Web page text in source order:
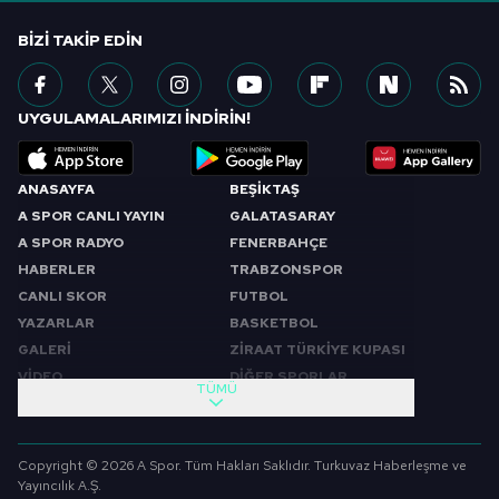
ANASAYFA
A SPOR CANLI YAYIN
A SPOR RADYO
HABERLER
CANLI SKOR
YAZARLAR
GALERİ
VİDEO
BEŞİKTAŞ
GALATASARAY
FENERBAHÇE
TRABZONSPOR
FUTBOL
BASKETBOL
ZİRAAT TÜRKİYE KUPASI
DİĞER SPORLAR
SABAH SPORU
SPOR GÜNDEMİ
FUTBOL
TÜMÜ
BIZI TAKIP EDIN
UYGULAMALARIMIZI İNDİRİN!
Copyright © 2026 A Spor. Tüm Hakları Saklıdır. Turkuvaz Haberleşme ve
Yayıncılık A.Ş.